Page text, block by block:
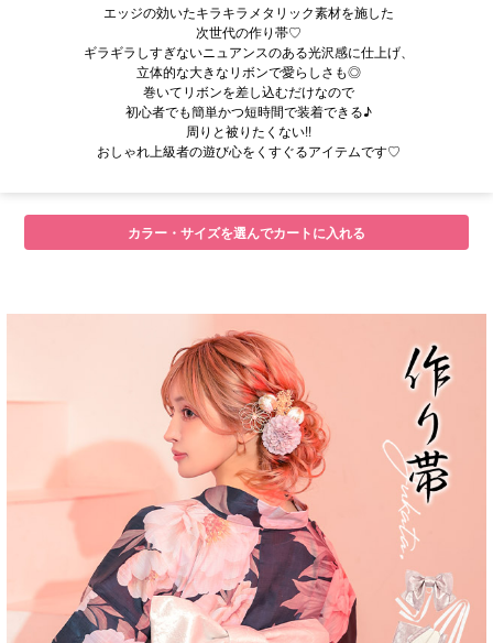
エッジの効いたキラキラメタリック素材を施した
次世代の作り帯♡
ギラギラしすぎないニュアンスのある光沢感に仕上げ、
立体的な大きなリボンで愛らしさも◎
巻いてリボンを差し込むだけなので
初心者でも簡単かつ短時間で装着できる♪
周りと被りたくない!!
おしゃれ上級者の遊び心をくすぐるアイテムです♡
カラー・サイズを選んでカートに入れる